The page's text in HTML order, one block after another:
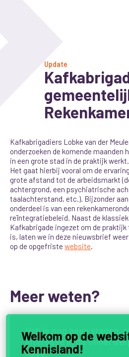
Update
Kafkabrigadiers Lobke van der
onderzoeken de komende maanden
in een grote stad in de praktijk werkt.
Het gaat hierbij vooral om de
grote afstand tot de arbeidsmarkt
achtergrond, een psychiatrische
taalachterstand, etc.). Bijzonder
onderdeel is van een
reïntegratiebeleid. Naast de
Kafkabrigade ingezet om de
is, laten we in deze nieuwsbrief
op de opgefristewebsite.
Meer weten?
He b n en
interesse ind ito nderwer
Welkom op de
Kennisland!